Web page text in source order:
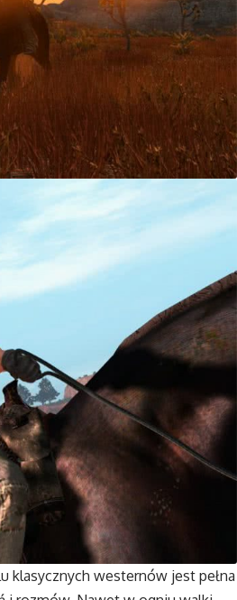
klasycznych westernów jest pełna